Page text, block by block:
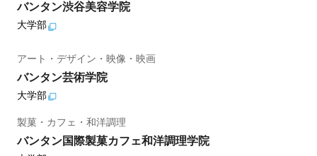
バンタン渋谷美容学院
大学部
アート・デザイン・映像・映画
バンタン芸術学院
大学部
製菓・カフェ・和洋調理
バンタン国際製菓カフェ和洋調理学院